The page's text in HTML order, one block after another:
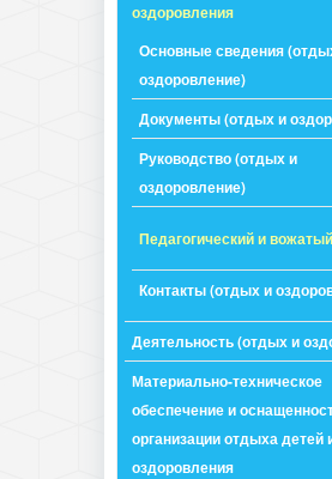
оздоровления
Основные сведения
оздоровление)
Документы (отдых и
Руководство (отдых и
оздоровление)
Педагогический и
Контакты (отдых и
Деятельность (отдых и
Материально-техническое
обеспечение и
организации отдыха детей
оздоровления